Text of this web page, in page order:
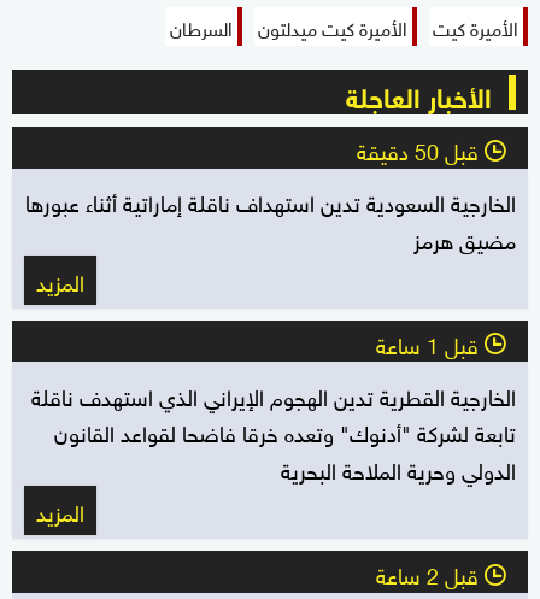
الأميرة كيت الأميرة كيت ميدلتون السرطان
الأخبار العاجلة
l قبل 50 دقيقة
الخارجية السعودية تدين استهداف ناقلة إماراتية أثناء عبورها
مضيق هرمز
المزيد
l قبل 1 ساعة
الخارجية القطرية تدين الهجوم الإيراني الذي استهدف ناقلة
تابعة لشركة "أدنوك" وتعده خرقا فاضحا لقواعد القانون
الدولي وحرية الملاحة البحرية
المزيد
l قبل 2 ساعة